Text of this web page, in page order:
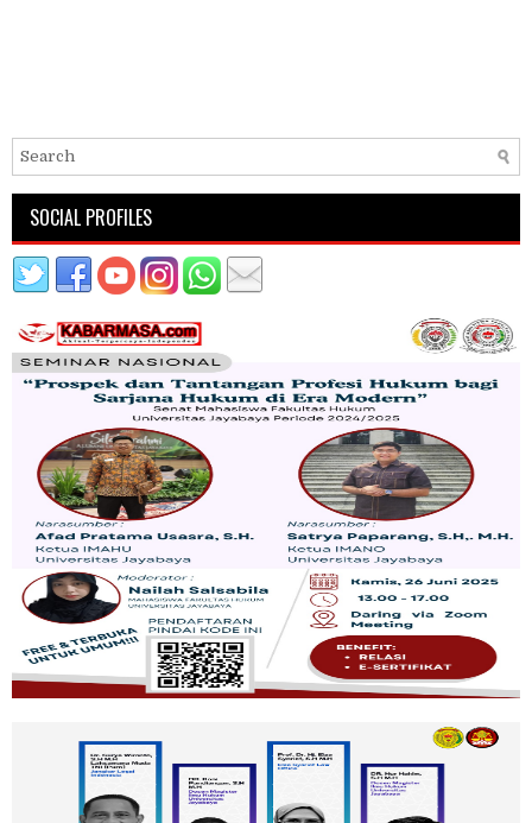
SOCIAL PROFILES